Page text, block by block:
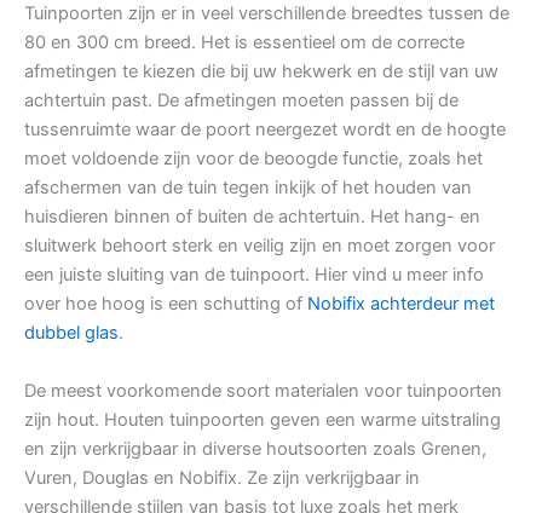
Tuinpoorten zijn er in veel verschillende breedtes tussen de
80 en 300 cm breed. Het is essentieel om de correcte
afmetingen te kiezen die bij uw hekwerk en de stijl van uw
achtertuin past. De afmetingen moeten passen bij de
tussenruimte waar de poort neergezet wordt en de hoogte
moet voldoende zijn voor de beoogde functie, zoals het
afschermen van de tuin tegen inkijk of het houden van
huisdieren binnen of buiten de achtertuin. Het hang- en
sluitwerk behoort sterk en veilig zijn en moet zorgen voor
een juiste sluiting van de tuinpoort. Hier vind u meer info
over hoe hoog is een schutting of Nobifix achterdeur met
dubbel glas.
De meest voorkomende soort materialen voor tuinpoorten
zijn hout. Houten tuinpoorten geven een warme uitstraling
en zijn verkrijgbaar in diverse houtsoorten zoals Grenen,
Vuren, Douglas en Nobifix. Ze zijn verkrijgbaar in
verschillende stijlen van basis tot luxe zoals het merk